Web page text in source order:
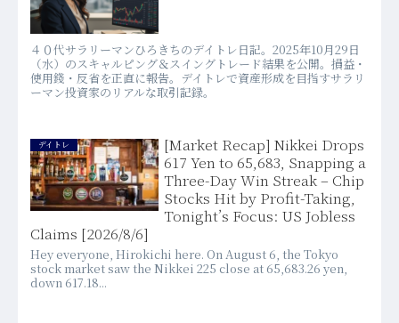
４０代サラリーマンひろきちのデイトレ日記。2025年10月29日
（水）のスキャルピング＆スイングトレード結果を公開。損益・
使用錢・反省を正直に報告。デイトレで資産形成を目指すサラリ
ーマン投資家のリアルな取引記録。
デイトレ
[Market Recap] Nikkei Drops
617 Yen to 65,683, Snapping a
Three-Day Win Streak – Chip
Stocks Hit by Profit-Taking,
Tonight’s Focus: US Jobless
Claims [2026/8/6]
Hey everyone, Hirokichi here. On August 6, the Tokyo
stock market saw the Nikkei 225 close at 65,683.26 yen,
down 617.18...